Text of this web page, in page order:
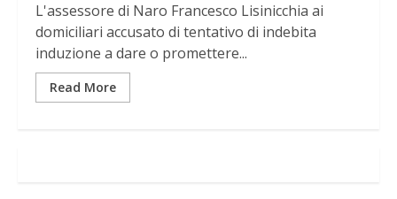
L'assessore di Naro Francesco Lisinicchia ai
domiciliari accusato di tentativo di indebita
induzione a dare o promettere...
Read More